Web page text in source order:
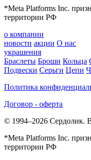
*Meta Platforms Inc.
территории РФ
о компании
новости акции О нас
украшения
Браслеты Броши Кольца
Подвески Серьги Цепи
Политика
Договор - оферта
© 1994–2026 Сердолик.
*Meta Platforms Inc.
территории РФ